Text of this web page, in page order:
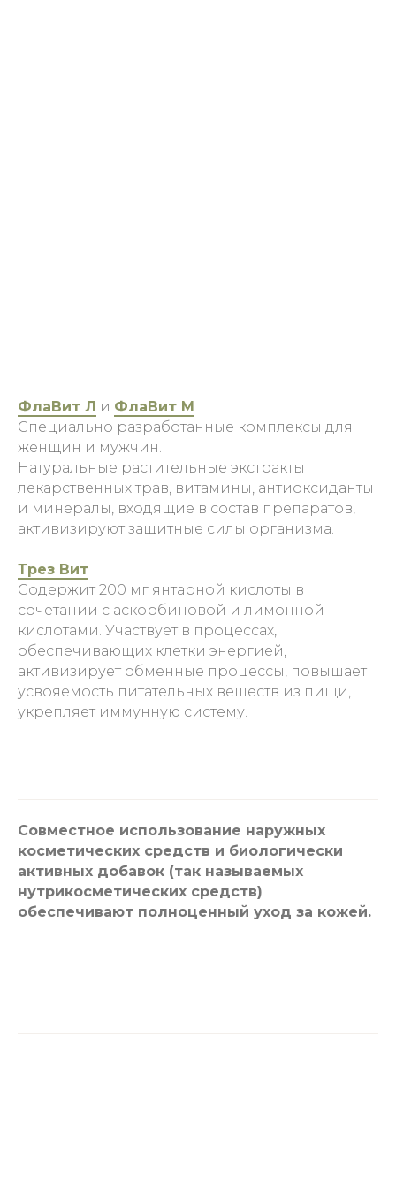
ФлаВит Л и ФлаВит М
Специально разработанные комплексы для
женщин и мужчин.
Натуральные растительные экстракты
лекарственных трав, витамины, антиоксиданты
и минералы, входящие в состав препаратов,
активизируют защитные силы организма.
Трез Вит
Содержит 200 мг янтарной кислоты в
сочетании с аскорбиновой и лимонной
кислотами. Участвует в процессах,
обеспечивающих клетки энергией,
активизирует обменные процессы, повышает
усвояемость питательных веществ из пищи,
укрепляет иммунную систему.
Совместное использование наружных
косметических средств и биологически
активных добавок (так называемых
нутрикосметических средств)
обеспечивают полноценный уход за кожей.